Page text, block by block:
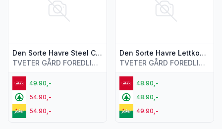
Den Sorte Havre Steel Cut 500g
TVETER GÅRD FOREDLING AS
49.90,-
54.90,-
54.90,-
Den Sorte Havre Lettkokt 500g
TVETER GÅRD FOREDLING AS
48.90,-
48.90,-
49.90,-